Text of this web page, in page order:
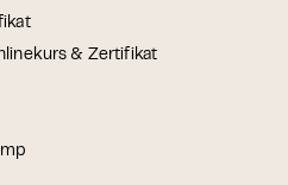
& Zertifikat